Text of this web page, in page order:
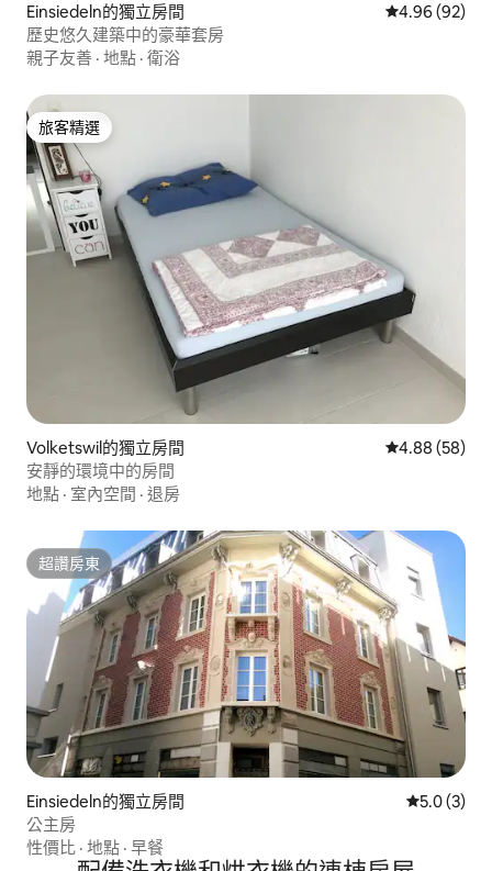
Einsiedeln的獨立房間 從 92 則評價
4.96 (92)
歷史悠久建築中的豪華套房
親子友善 · 地點 · 衛浴
旅客精選
旅客精選
Volketswil的獨立房間 從 58 則評價
4.88 (58)
安靜的環境中的房間
地點 · 室內空間 · 退房
超讚房東
超讚房東
Einsiedeln的獨立房間 從 3 則評
5.0 (3)
公主房
性價比 · 地點 · 早餐